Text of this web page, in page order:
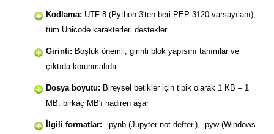
Kodlama: UTF-8 (Python 3'ten beri PEP 3120 varsayılanı);
tüm Unicode karakterleri destekler
Girinti: Boşluk önemli; girinti blok yapısını tanımlar ve
çıktıda korunmalıdır
Dosya boyutu: Bireysel betikler için tipik olarak 1 KB – 1
MB; birkaç MB'ı nadiren aşar
İlgili formatlar: .ipynb (Jupyter not defteri), .pyw (Windows